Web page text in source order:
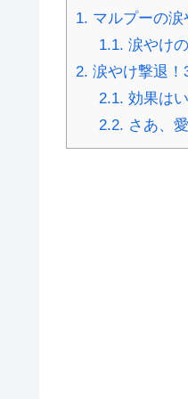
1. マルプーの
1.1. 涙やけ
2. 涙やけ撃退
2.1. 効果は
2.2. さあ、